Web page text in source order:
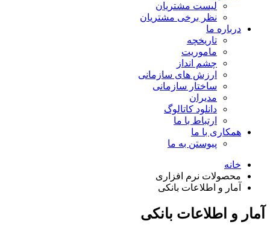
لیست مشتریان
نظر برخی مشتریان
درباره ما
تاریخچه
ماموریت
چشم انداز
ارزش های سازمانی
ساختار سازمانی
مدیران
دانلود کاتالوگ
ارتباط با ما
همکاری با ما
پیوستن به ما
خانه
محصولات نرم افزاری
آمار و اطلاعات بانکی
آمار و اطلاعات بانکی